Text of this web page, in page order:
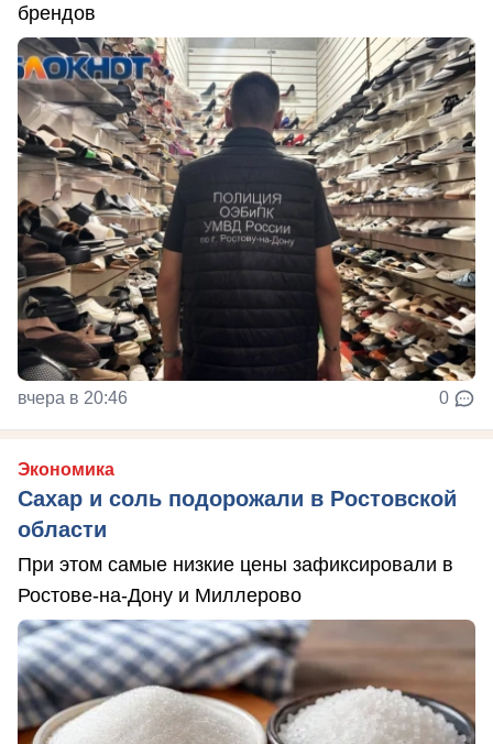
брендов
вчера в 20:46 0
Экономика
Сахар и соль подорожали в Ростовской
области
При этом самые низкие цены зафиксировали в
Ростове-на-Дону и Миллерово